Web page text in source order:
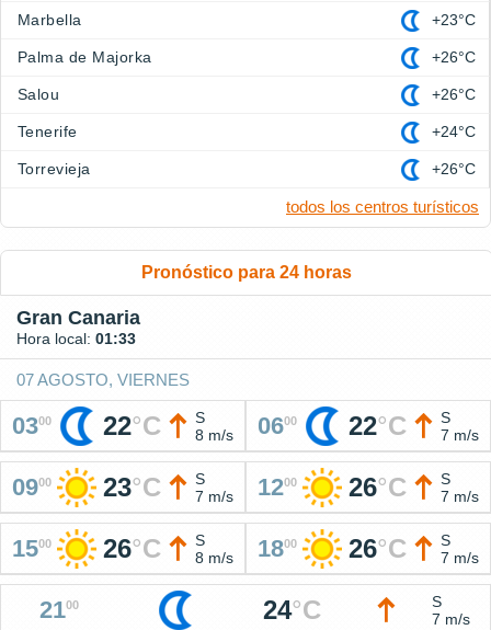
Marbella +23°C
Palma de Majorka +26°C
Salou +26°C
Tenerife +24°C
Torrevieja +26°C
todos los centros turísticos
Pronóstico para 24 horas
Gran Canaria
Hora local: 01:33
07 AGOSTO, VIERNES
0300 22°C
S
8 m/s
0600 22°C
S
7 m/s
0900 23°C
S
7 m/s
1200 26°C
S
7 m/s
1500 26°C
S
8 m/s
1800 26°C
S
7 m/s
2100 24°C
S
7 m/s